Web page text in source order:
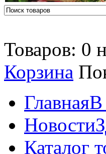
Товаров: 0
Корзина
ГлавнаяВ
Новости
Каталог